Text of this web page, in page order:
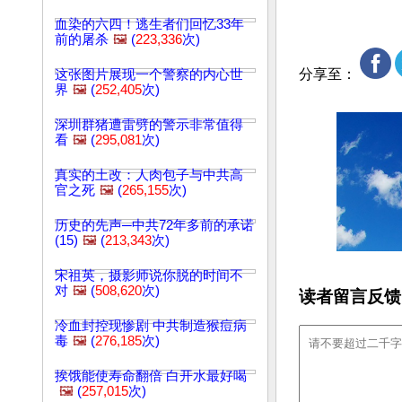
血染的六四！逃生者们回忆33年
前的屠杀 🖼️ (223,336次)
这张图片展现一个警察的内心世
界 🖼️ (252,405次)
深圳群猪遭雷劈的警示非常值得
看 🖼️ (295,081次)
真实的土改：人肉包子与中共高
官之死 🖼️ (265,155次)
历史的先声─中共72年多前的承诺
(15) 🖼️ (213,343次)
宋祖英，摄影师说你脱的时间不
对 🖼️ (508,620次)
冷血封控现惨剧 中共制造猴痘病
毒 🖼️ (276,185次)
挨饿能使寿命翻倍 白开水最好喝
🖼️ (257,015次)
分享至：
读者留言反